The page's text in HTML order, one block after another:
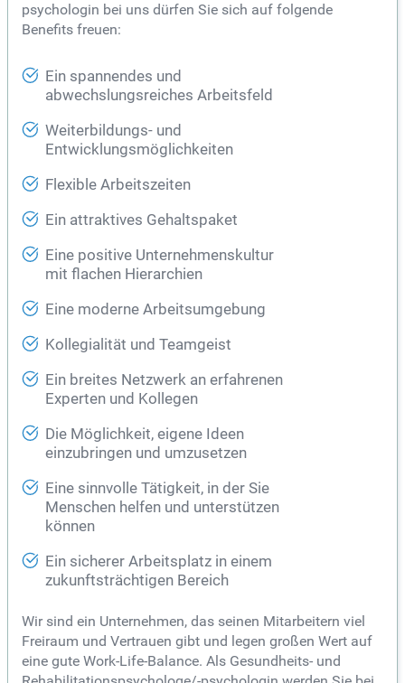
psychologin bei uns dürfen Sie sich auf folgende
Benefits freuen:
Ein spannendes und
abwechslungsreiches Arbeitsfeld
Weiterbildungs- und
Entwicklungsmöglichkeiten
Flexible Arbeitszeiten
Ein attraktives Gehaltspaket
Eine positive Unternehmenskultur
mit flachen Hierarchien
Eine moderne Arbeitsumgebung
Kollegialität und Teamgeist
Ein breites Netzwerk an erfahrenen
Experten und Kollegen
Die Möglichkeit, eigene Ideen
einzubringen und umzusetzen
Eine sinnvolle Tätigkeit, in der Sie
Menschen helfen und unterstützen
können
Ein sicherer Arbeitsplatz in einem
zukunftsträchtigen Bereich
Wir sind ein Unternehmen, das seinen Mitarbeitern viel
Freiraum und Vertrauen gibt und legen großen Wert auf
eine gute Work-Life-Balance. Als Gesundheits- und